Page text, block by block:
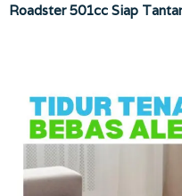
Roadster 501cc Siap